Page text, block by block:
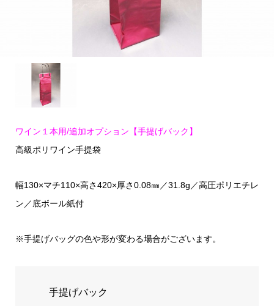
ワイン１本用/追加オプション【手提げバック】
高級ポリワイン手提袋
幅130×マチ110×高さ420×厚さ0.08㎜／31.8g／高圧ポリエチレ
ン／底ボール紙付
※手提げバッグの色や形が変わる場合がございます。
手提げバック